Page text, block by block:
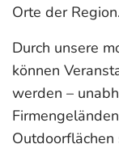
Orte der Region.
Durch unsere
können
werden –